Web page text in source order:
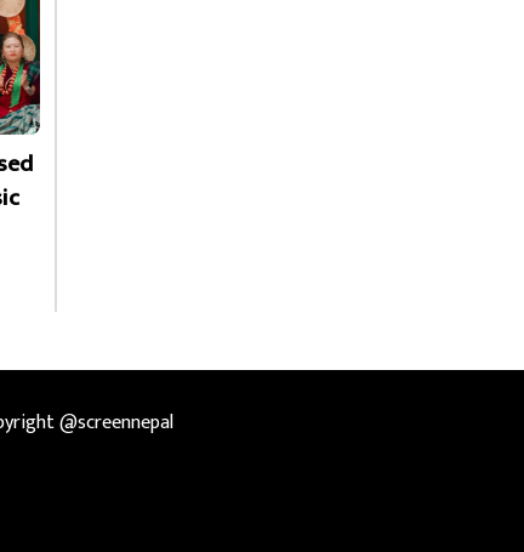
@screennepal